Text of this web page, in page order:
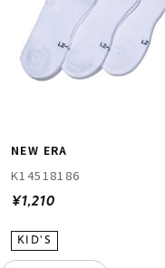
NEW ERA
K14518186
¥1,210